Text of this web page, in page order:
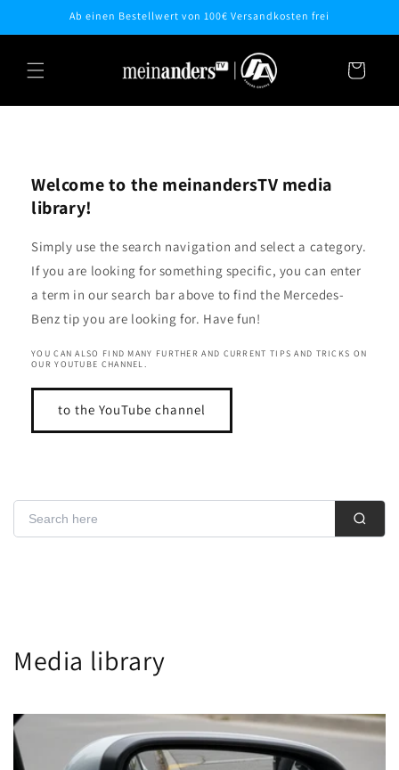
Skip toAb einen Bestellwert von 100€ Versandkosten frei
Cart
Welcome to the meinandersTV media
library!
Simply use the search navigation and select a category.
If you are looking for something specific, you can enter
a term in our search bar above to find the Mercedes-
Benz tip you are looking for. Have fun!
YOU CAN ALSO FIND MANY FURTHER AND CURRENT TIPS AND TRICKS ON
OUR YOUTUBE CHANNEL.
to the YouTube channel
Media library